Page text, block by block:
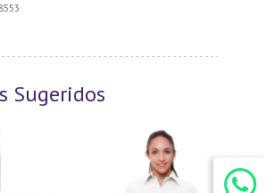
Sugeridos